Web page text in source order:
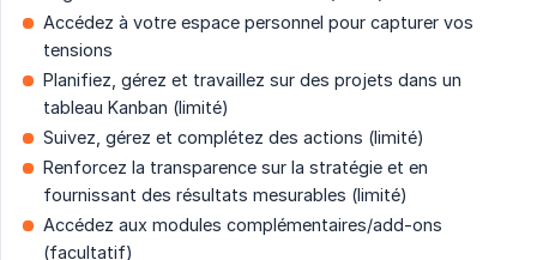
Accédez à votre espace personnel pour capturer vos
tensions
Planifiez, gérez et travaillez sur des projets dans un
tableau Kanban (limité)
Suivez, gérez et complétez des actions (limité)
Renforcez la transparence sur la stratégie et en
fournissant des résultats mesurables (limité)
Accédez aux modules complémentaires/add-ons
(facultatif)